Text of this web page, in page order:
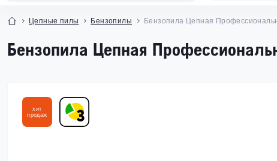
Цепные пилы Бензопилы Бензопила Цепная
Бензопила Цепная
хит
продаж